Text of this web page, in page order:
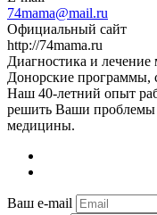
74mama@mail.ru
Официальный сайт
http://74mama.ru
Диагностика и лечение
Донорские программы,
Наш 40-летний опыт
решить Ваши проблемы
медицины.
Ваш e-mail